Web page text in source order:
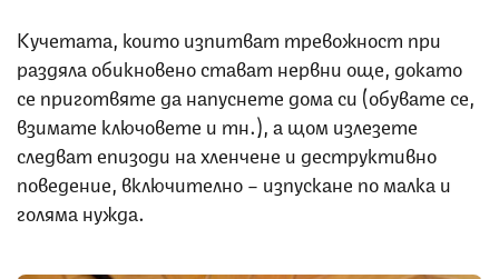
Кучетата, които изпитват тревожност при
раздяла обикновено стават нервни още, докато
се приготвяте да напуснете дома си (обувате се,
взимате ключовете и тн.), а щом излезете
следват епизоди на хленчене и деструктивно
поведение, включително – изпускане по малка и
голяма нужда.